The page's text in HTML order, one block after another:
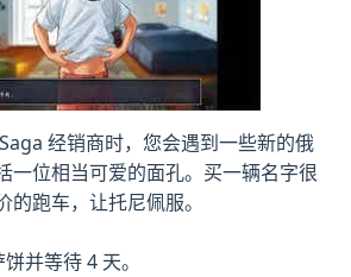
经销商时，您会遇到一些新的俄
一位相当可爱的面孔。买一辆名字很
跑车，让托尼佩服。
并等待 4 天。